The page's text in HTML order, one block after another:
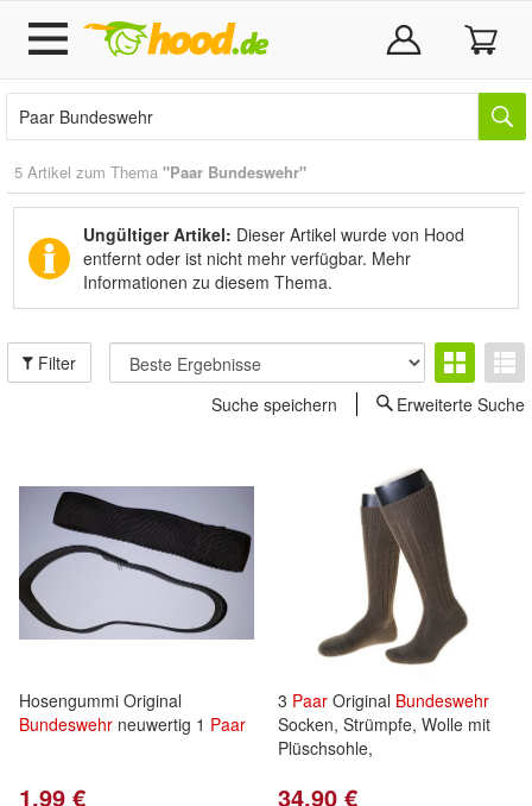
5 Artikel zum Thema "Paar Bundeswehr"
Ungültiger Artikel: Dieser Artikel wurde von Hood
entfernt oder ist nicht mehr verfügbar. Mehr
Informationen zu diesem Thema.
Filter
Suche speichern
Erweiterte Suche
Hosengummi Original
Bundeswehr neuwertig 1 Paar
1,99 €
3 Paar Original Bundeswehr
Socken, Strümpfe, Wolle mit
Plüschsohle,
34,90 €